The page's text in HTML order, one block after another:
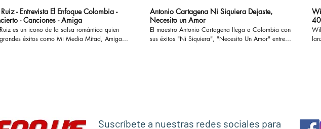
Ruiz - Entrevista El Enfoque Colombia -
- Canciones - Amiga
es un icono de la salsa romántica quien
éxitos como Mi Media Mitad, Amiga,
#salsomanos #salsacubana #salsabaul
Antonio Cartagena Ni Siquiera Dejaste,
Necesito un Amor
El maestro Antonio Cartagena llega a Colombia con
sus éxitos "Ni Siquiera", "Necesito Un Amor" entre
Suscríbete a nuestras redes sociales para